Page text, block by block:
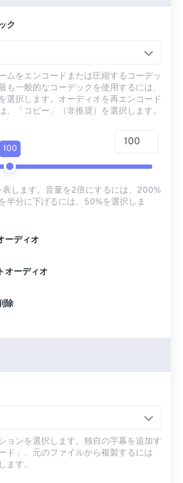
ク
ムをエンコードまたは圧縮するコーデッ
も一般的なコーデックを使用するには、
選択します。オーディオを再エンコード
、「コピー」（非推奨）を選択します。
100
表します。音量を2倍にするには、200%
半分に下げるには、50%を選択しま
ーディオ
オーディオ
除
ョンを選択します。独自の字幕を追加す
ド」、元のファイルから複製するには
ます。